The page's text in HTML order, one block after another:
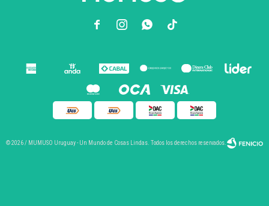
  
© 2026 / MUMUSO Uruguay - Un Mundo de Cosas Lindas. Todos los derechos reservados.